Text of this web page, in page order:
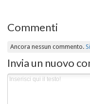
Commenti
Ancora nessun commento.
Invia un nuovo